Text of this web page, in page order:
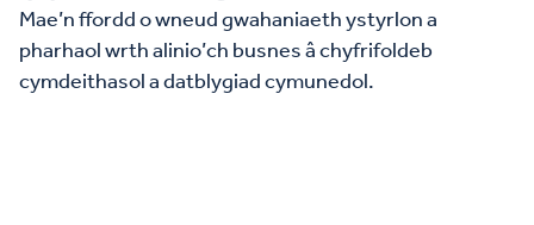
Mae’n ffordd o wneud gwahaniaeth ystyrlon a
pharhaol wrth alinio’ch busnes â chyfrifoldeb
cymdeithasol a datblygiad cymunedol.